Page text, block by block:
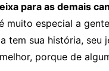
para as demais
muito especial a
tem sua história,
porque de